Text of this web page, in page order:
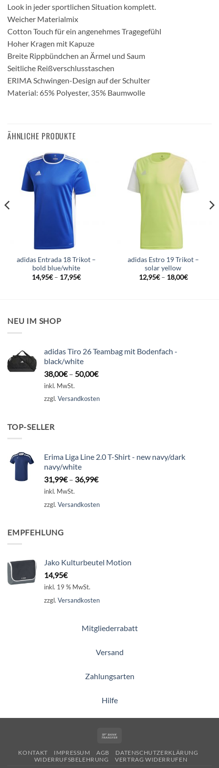
Look in jeder sportlichen Situation komplett.
Weicher Materialmix
Cotton Touch für ein angenehmes Tragegefühl
Hoher Kragen mit Kapuze
Breite Rippbündchen an Ärmel und Saum
Seitliche Reißverschlusstaschen
ERIMA Schwingen-Design auf der Schulter
Material: 65% Polyester, 35% Baumwolle
ÄHNLICHE PRODUKTE
adidas Entrada 18 Trikot –
bold blue/white
14,95€– 17,95€
adidas Estro 19 Trikot –
solar yellow
12,95€– 18,00€
NEU IM SHOP
adidas Tiro 26 Teambag mit Bodenfach -
black/white
38,00€– 50,00€
inkl. MwSt.
zzgl. Versandkosten
TOP-SELLER
Erima Liga Line 2.0 T-Shirt - new navy/dark
navy/white
31,99€– 36,99€
inkl. MwSt.
zzgl. Versandkosten
EMPFEHLUNG
Jako Kulturbeutel Motion
14,95€
inkl. 19 % MwSt.
zzgl. Versandkosten
Mitgliederrabatt
Versand
Zahlungsarten
Hilfe
KONTAKT IMPRESSUM AGB
DATENSCHUTZERKLÄRUNG
WIDERRUFSBELEHRUNG
VERTRAG WIDERRUFEN